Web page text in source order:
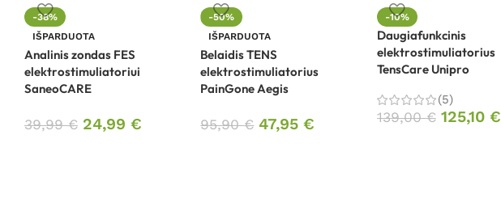
-38%
IŠPARDUOTA
Analinis zondas FES
elektrostimuliatoriui
SaneoCARE
39,99€ 24,99 €
-50%
IŠPARDUOTA
Belaidis TENS
elektrostimuliatorius
PainGone Aegis
95,90€ 47,95€
-10%
Daugiafunkcinis
elektrostimuliatorius
TensCare Unipro
(5)
139,00€ 125,10 €